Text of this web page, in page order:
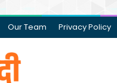
Our Team Privacy Policy